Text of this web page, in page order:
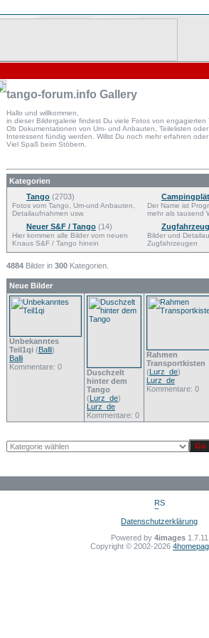
tango-forum.info Gallery
Hallo und willkommen,
in dieser Bildergalerie findest Du viele Fotos von engagierten
Ob Dokumentationen von Um- und Anbauten, Teilelisten
Interessent fündig werden. Willst Du noch mehr erfahren
Viel Spaß beim Stöbern.
Kategorien
Tango (2703)
Fotos vom Tango, Um-und Anbauten,
Detailaufnahmen usw.
Neuer S&F / Tango (14)
Hier kommen alle Bilder vom neuen
Knaus S&F / Tango hinein
Der Name ist
mehr als tausend
Zugfahrzeug
Bilder und
Zugfahrzeugen
4884 Bilder in 300 Kategorien.
Neue Bilder
Unbekanntes
Teil1qi (Balli)
Balli
Kommentare: 0
Duschzelt
hinter dem
Tango
(Lurz_de)
Lurz_de
Kommentare: 0
Rahmen
Transportkisten
(Lurz_de)
Lurz_de
Kommentare: 0
Datenschutzerklärung
Powered by 4images1.7.11
Copyright © 2002-2026